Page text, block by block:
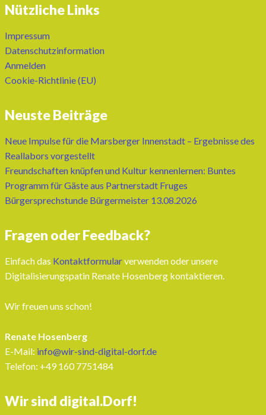
Nützliche Links
Impressum
Datenschutzinformation
Anmelden
Cookie-Richtlinie (EU)
Neuste Beiträge
Neue Impulse für die Marsberger Innenstadt – Ergebnisse des
Reallabors vorgestellt
Freundschaften knüpfen und Kultur kennenlernen: Buntes
Programm für Gäste aus Partnerstadt Fruges
Bürgersprechstunde Bürgermeister 13.08.2026
Fragen oder Feedback?
Einfach das Kontaktformularverwenden oder unsere
Digitalisierungspatin Renate Hosenberg kontaktieren.
Wir freuen uns schon!
Renate Hosenberg
E-Mail: info@wir-sind-digital-dorf.de
Telefon: ‭+49 160 7751484‬
Wir sind digital.Dorf!